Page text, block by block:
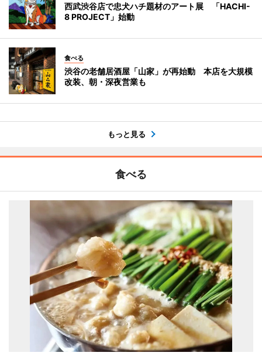
西武渋谷店で忠犬ハチ題材のアート展 「HACHI-
8 PROJECT」始動
食べる
渋谷の老舗居酒屋「山家」が再始動 本店を大規模
改装、朝・深夜営業も
もっと見る
食べる